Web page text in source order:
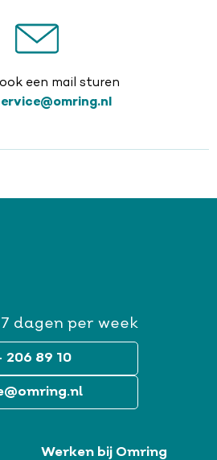
een mail sturen
dagen per week
206 89 10
Werken bij Omring